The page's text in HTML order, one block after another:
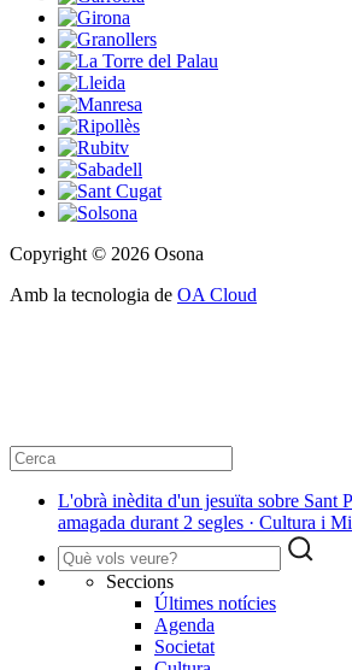
Copyright © 2026 Osona
Amb la tecnologia de OA Cloud
L'obrà inèdita d'un jesuïta sobre Sant
amagada durant 2 segles · Cultura i
Seccions
Últimes notícies
Agenda
Societat